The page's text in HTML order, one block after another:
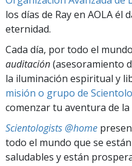
los días de Ray en AOLA él
eternidad.
Cada día, por todo el
auditación(asesoramiento
la iluminación espiritual y
misión o grupo de
comenzar tu aventura de la
Scientologists @home
todo el mundo que se
saludables y están